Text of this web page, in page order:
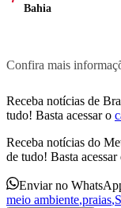
Bahia
Confira mais
Receba notícias de
tudo! Basta acessar o
Receba notícias do
de tudo! Basta acessar
Enviar no
meio ambiente,praias,